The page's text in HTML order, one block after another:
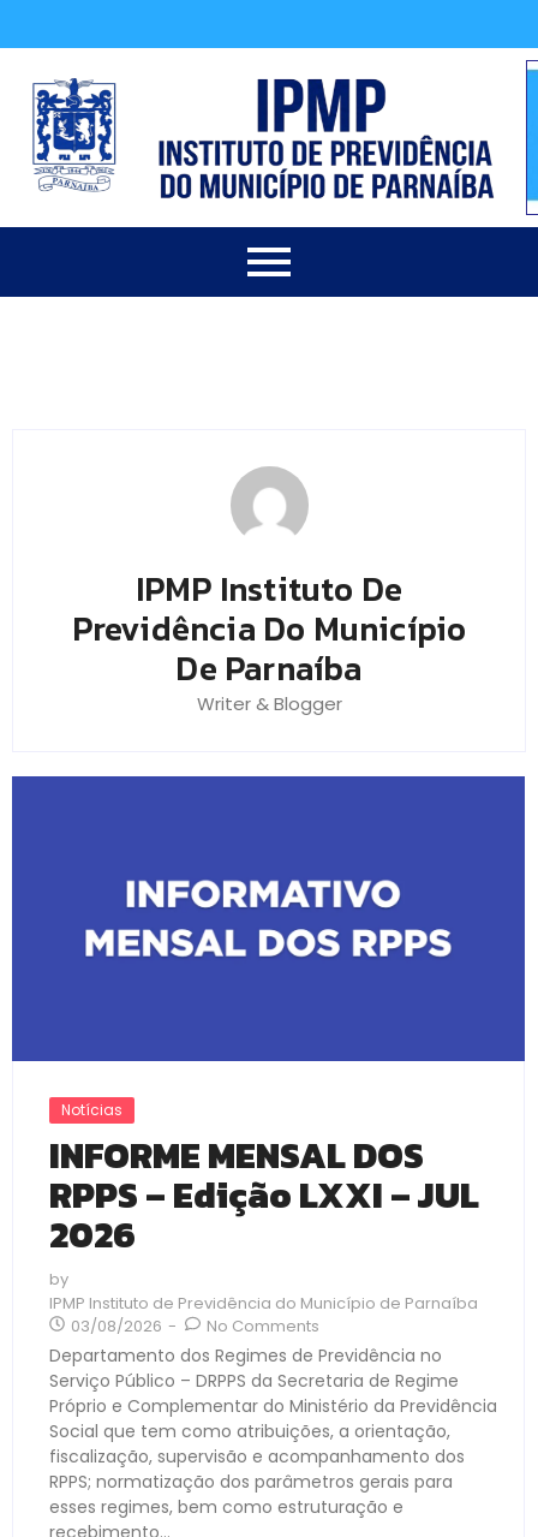
IPMP Instituto De
Previdência Do Município
De Parnaíba
Writer & Blogger
Notícias
INFORME MENSAL DOS
RPPS – Edição LXXI – JUL
2026
by
IPMP Instituto de Previdência do Município de Parnaíba
03/08/2026 - No Comments
Departamento dos Regimes de Previdência no
Serviço Público – DRPPS da Secretaria de Regime
Próprio e Complementar do Ministério da Previdência
Social que tem como atribuições, a orientação,
fiscalização, supervisão e acompanhamento dos
RPPS; normatização dos parâmetros gerais para
esses regimes, bem como estruturação e